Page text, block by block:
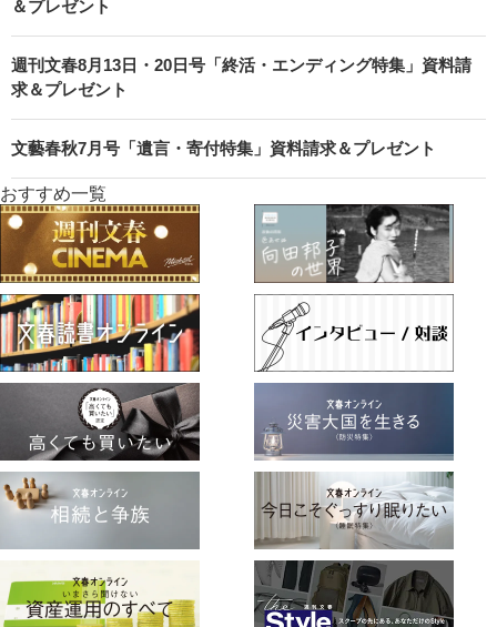
＆プレゼント
週刊文春8月13日・20日号「終活・エンディング特集」資料請
求＆プレゼント
文藝春秋7月号「遺言・寄付特集」資料請求＆プレゼント
おすすめ一覧